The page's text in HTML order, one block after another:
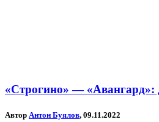
«Строгино» — «Авангард»:
Автор Антон Буялов, 09.11.2022